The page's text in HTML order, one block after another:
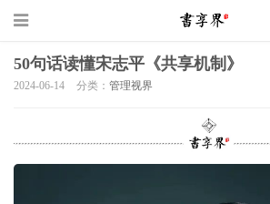
50句话读懂宋志平《共享机制》
2024-06-14 分类： 管理视界